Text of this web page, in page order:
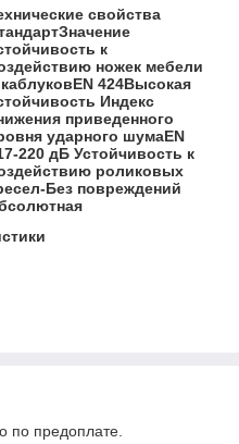
свойства
к
ножек мебели
424Высокая
Индекс
приведенного
ударного шумаEN
220 дБ Устойчивость к
роликовых
Без повреждений
по предоплате.